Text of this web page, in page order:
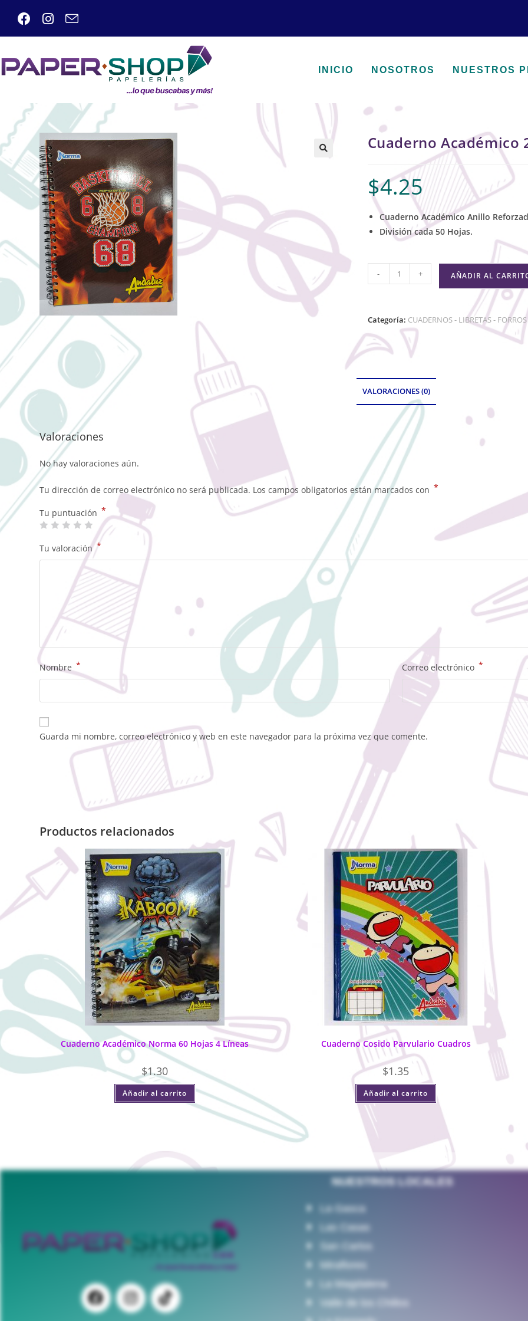
INICIO NOSOTROS NUESTROS
Cuaderno Académico
$4.25
Cuaderno Académico Anillo
División cada 50 Hojas.
- + AÑADIR AL
Categoría: CUADERNOS - LIBRETAS - FORROS
VALORACIONES (0)
Valoraciones
No hay valoraciones aún.
Tu dirección de correo electrónico no será publicada. Los campos obligatorios están marcados con *
Tu puntuación *
Tu valoración*
Nombre * Correo electrónico *
Guarda mi nombre, correo electrónico y web en este navegador para la próxima vez que comente.
Productos relacionados
Cuaderno Académico Norma 60 Hojas 4 Líneas
$1.30
Añadir al carrito
Cuaderno Cosido Parvulario Cuadros
$1.35
Añadir al carrito
NUESTROS LOCALES
La Gasca
Las Casas
San Carlos
Miraflores
La Magdalena
Valle de los Chillos